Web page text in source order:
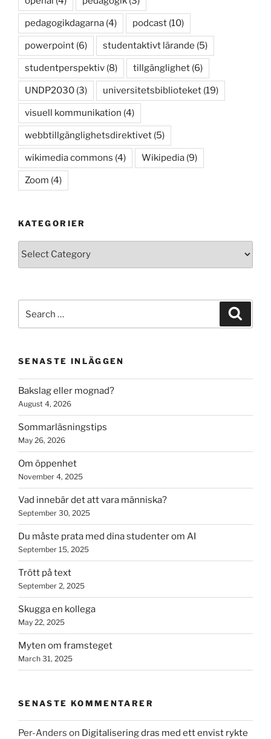
pedagogikdagarna (4) podcast (10)
powerpoint (6) studentaktivt lärande (5)
studentperspektiv (8) tillgänglighet (6)
UNDP2030 (3) universitetsbiblioteket (19)
visuell kommunikation (4)
webbtillgänglighetsdirektivet (5)
wikimedia commons (4) Wikipedia (9)
Zoom (4)
KATEGORIER
Kategorier
for:
SENASTE INLÄGGEN
Bakslag eller mognad?
August 4, 2026
Sommarläsningstips
May 26, 2026
Om öppenhet
November 4, 2025
Vad innebär det att vara människa?
September 30, 2025
Du måste prata med dina studenter om AI
September 15, 2025
Trött på text
September 2, 2025
Skugga en kollega
May 22, 2025
Myten om framsteget
March 31, 2025
SENASTE KOMMENTARER
Per-Anders on Digitalisering dras med ett envist rykte